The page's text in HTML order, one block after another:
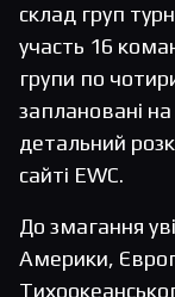
склад груп
участь 16
групи по
заплановані
детальний
сайті EWC.
До змагання
Америки,